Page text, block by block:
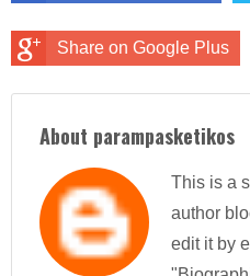
Share on Google Plus
About parampasketikos
This is a
author
edit it by